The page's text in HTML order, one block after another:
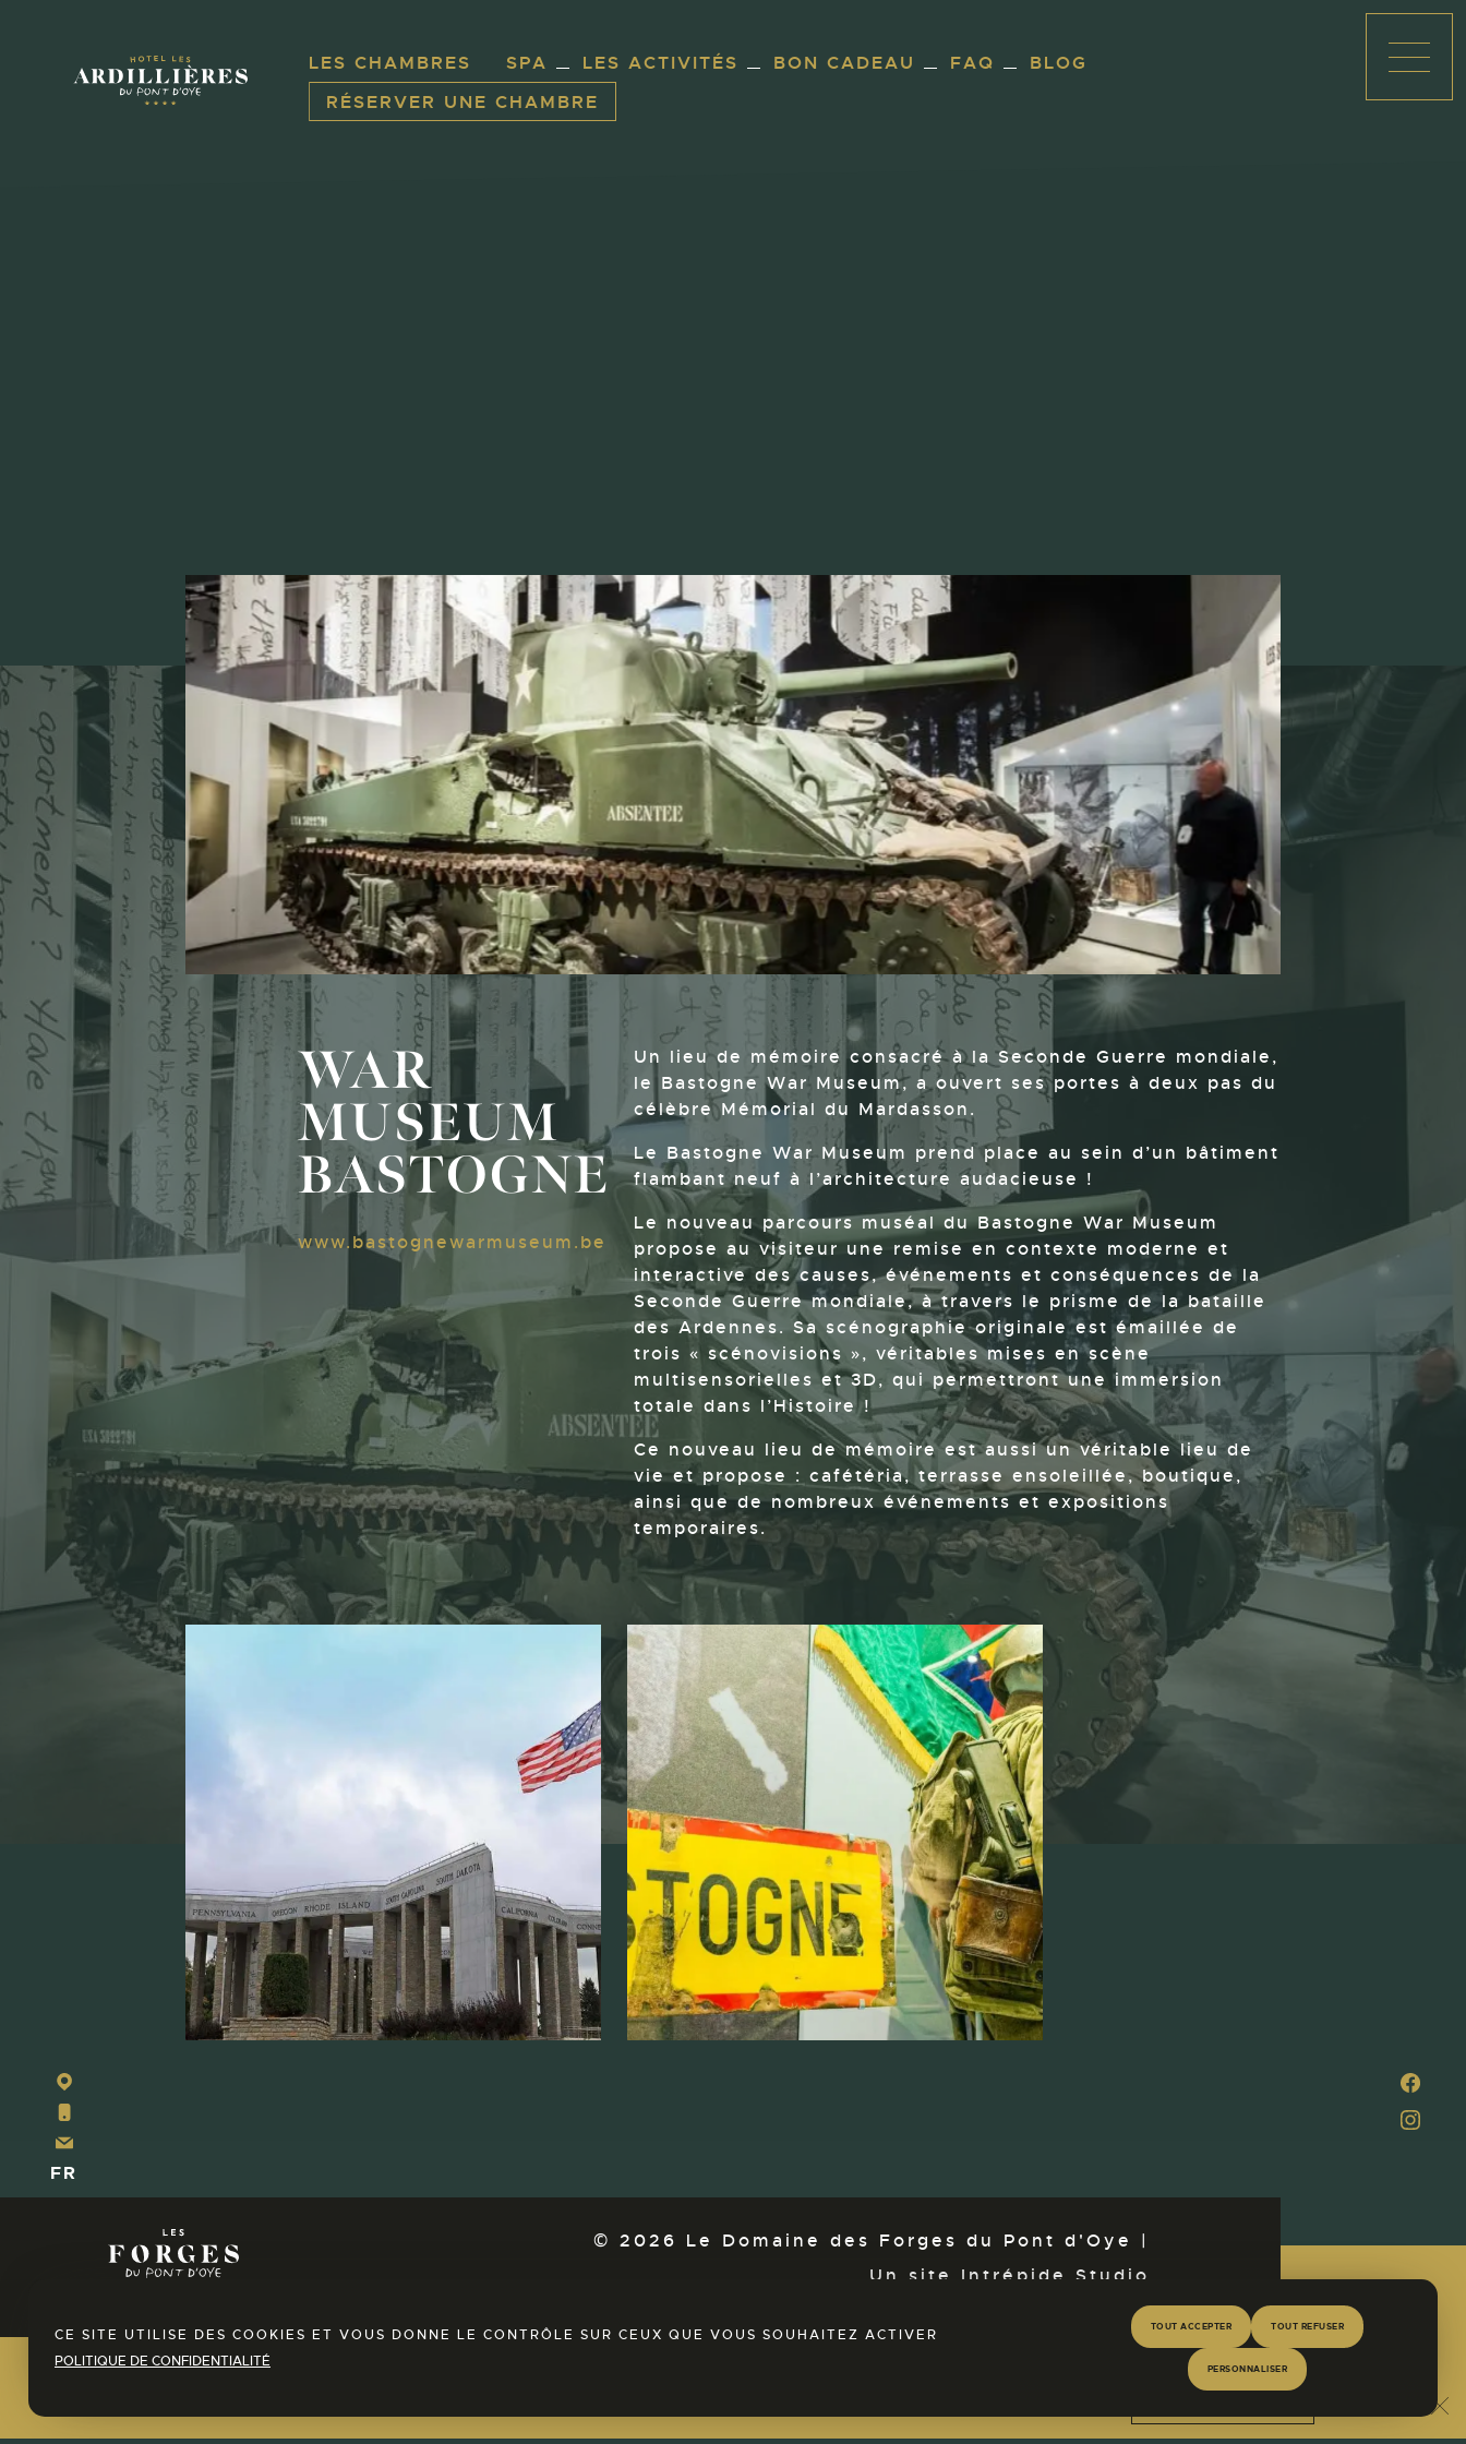
LES CHAMBRES SPA LES ACTIVITÉS BON CADEAU FAQ
BLOG
RÉSERVER UNE CHAMBRE
FR
WAR
MUSEUM
BASTOGNE
www.bastognewarmuseum.be
Un lieu de mémoire consacré à la Seconde Guerre mondiale,
le Bastogne War Museum, a ouvert ses portes à deux pas du
célèbre Mémorial du Mardasson.
Le Bastogne War Museum prend place au sein d’un bâtiment
flambant neuf à l’architecture audacieuse !
Le nouveau parcours muséal du Bastogne War Museum
propose au visiteur une remise en contexte moderne et
interactive des causes, événements et conséquences de la
Seconde Guerre mondiale, à travers le prisme de la bataille
des Ardennes. Sa scénographie originale est émaillée de
trois « scénovisions », véritables mises en scène
multisensorielles et 3D, qui permettront une immersion
totale dans l’Histoire !
Ce nouveau lieu de mémoire est aussi un véritable lieu de
vie et propose : cafétéria, terrasse ensoleillée, boutique,
ainsi que de nombreux événements et expositions
temporaires.
© 2026 Le Domaine des Forges du Pont d'Oye |
Un site Intrépide Studio
DOMAINE DES FORGES DU
PONT D’OYE
HÔTEL RESTAURANT
SOYEZ LE PREMIER INFORMÉ
!
Découvrez dès à présent notre espace SPA !
CE SITE UTILISE DES COOKIES ET VOUS DONNE LE CONTRÔLE SUR CEUX QUE VOUS SOUHAITEZ ACTIVER
POLITIQUE DE CONFIDENTIALITÉ
TOUT ACCEPTER TOUT REFUSER
PERSONNALISER